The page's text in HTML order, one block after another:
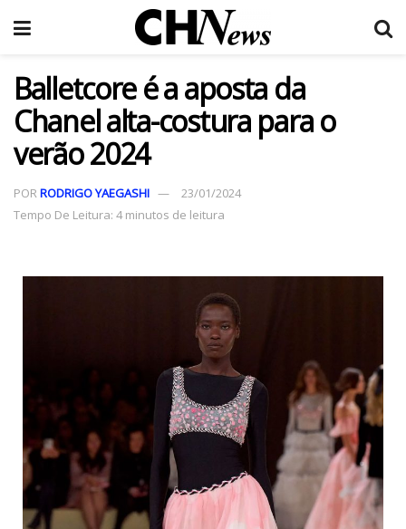
Balletcore é a aposta da
Chanel alta-costura para o
verão 2024
PORRODRIGO YAEGASHI
23/01/2024
Tempo De Leitura: 4 minutos de leitura